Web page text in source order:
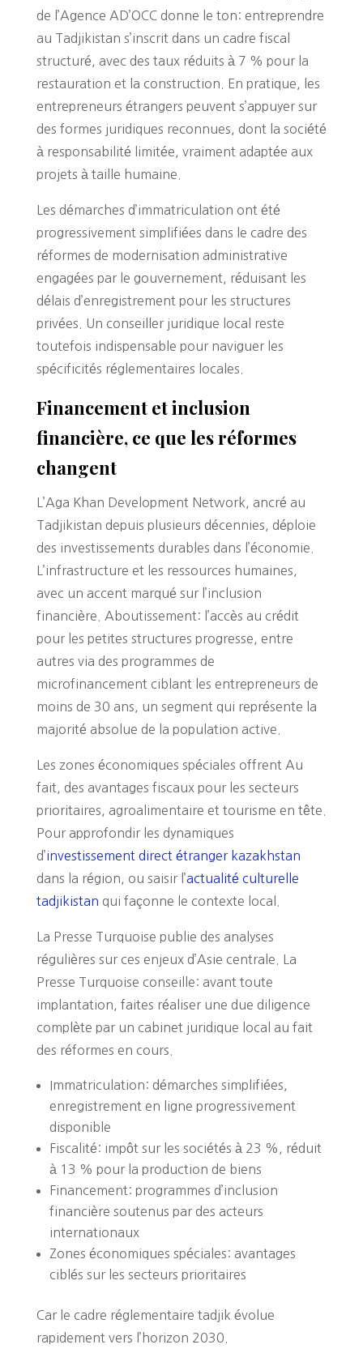
de l’Agence AD’OCC donne le ton: entreprendre
au Tadjikistan s’inscrit dans un cadre fiscal
structuré, avec des taux réduits à 7 % pour la
restauration et la construction. En pratique, les
entrepreneurs étrangers peuvent s’appuyer sur
des formes juridiques reconnues, dont la société
à responsabilité limitée, vraiment adaptée aux
projets à taille humaine.
Les démarches d’immatriculation ont été
progressivement simplifiées dans le cadre des
réformes de modernisation administrative
engagées par le gouvernement, réduisant les
délais d’enregistrement pour les structures
privées. Un conseiller juridique local reste
toutefois indispensable pour naviguer les
spécificités réglementaires locales.
Financement et inclusion
financière, ce que les réformes
changent
L’Aga Khan Development Network, ancré au
Tadjikistan depuis plusieurs décennies, déploie
des investissements durables dans l’économie.
L’infrastructure et les ressources humaines,
avec un accent marqué sur l’inclusion
financière. Aboutissement: l’accès au crédit
pour les petites structures progresse, entre
autres via des programmes de
microfinancement ciblant les entrepreneurs de
moins de 30 ans, un segment qui représente la
majorité absolue de la population active.
Les zones économiques spéciales offrent Au
fait, des avantages fiscaux pour les secteurs
prioritaires, agroalimentaire et tourisme en tête.
Pour approfondir les dynamiques
d’investissement direct étranger kazakhstan
dans la région, ou saisir l’actualité culturelle
tadjikistan qui façonne le contexte local.
La Presse Turquoise publie des analyses
régulières sur ces enjeux d’Asie centrale. La
Presse Turquoise conseille: avant toute
implantation, faites réaliser une due diligence
complète par un cabinet juridique local au fait
des réformes en cours.
Immatriculation: démarches simplifiées,
enregistrement en ligne progressivement
disponible
Fiscalité: impôt sur les sociétés à 23 %, réduit
à 13 % pour la production de biens
Financement: programmes d’inclusion
financière soutenus par des acteurs
internationaux
Zones économiques spéciales: avantages
ciblés sur les secteurs prioritaires
Car le cadre réglementaire tadjik évolue
rapidement vers l’horizon 2030.